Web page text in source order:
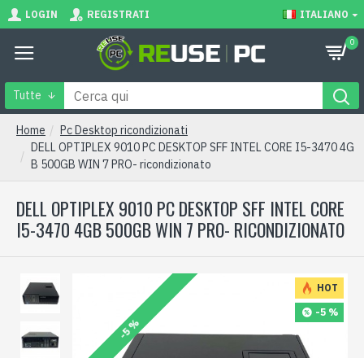
LOGIN REGISTRATI ITALIANO
0
Tutte
Home
Pc Desktop ricondizionati
DELL OPTIPLEX 9010 PC DESKTOP SFF INTEL CORE I5-3470 4G
B 500GB WIN 7 PRO- ricondizionato
DELL OPTIPLEX 9010 PC DESKTOP SFF INTEL CORE
I5-3470 4GB 500GB WIN 7 PRO- RICONDIZIONATO
HOT
-5 %
-5 %